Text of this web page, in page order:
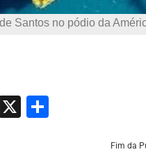
Santos no pódio da
X
Fim da